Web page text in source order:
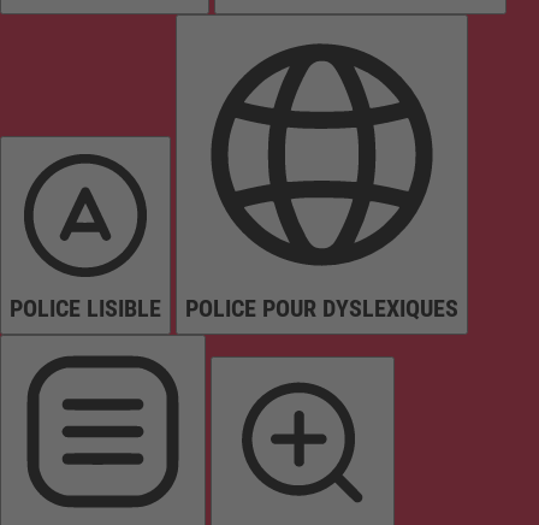
POLICE LISIBLE POLICE POUR DYSLEXIQUES